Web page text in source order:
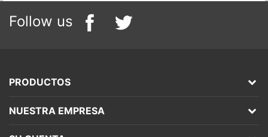
Follow us
PRODUCTOS
NUESTRA EMPRESA